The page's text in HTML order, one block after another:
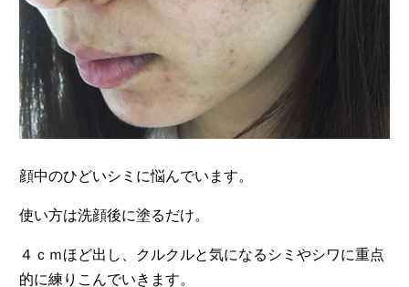
顔中のひどいシミに悩んでいます。
使い方は洗顔後に塗るだけ。
４ｃｍほど出し、クルクルと気になるシミやシワに重点
的に練りこんでいきます。